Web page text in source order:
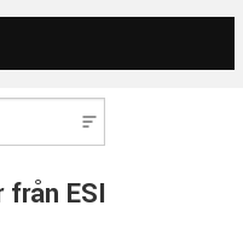
ESI